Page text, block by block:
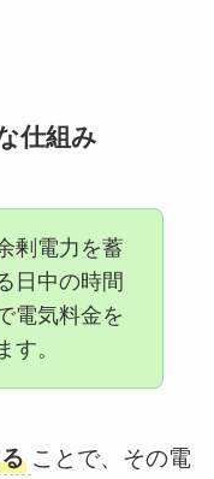
仕組み
剰電力を蓄
日中の時間
電気料金を
す。
ことで、その電